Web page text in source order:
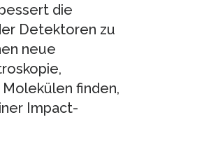
die
Detektoren zu
neue
finden,
Impact-